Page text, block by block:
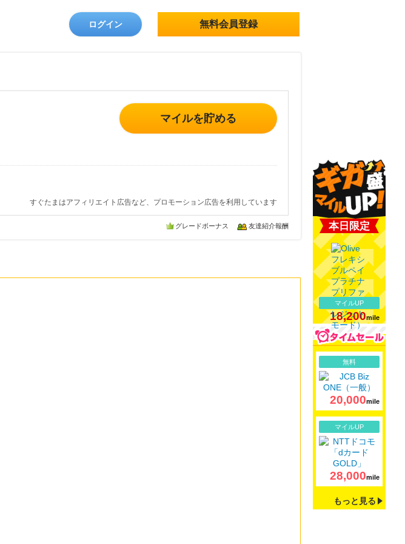
ログイン 無料会員登録
マイルを貯める
すぐたまはアフィリエイト広告など、プロモーション広告を利用しています
グレードボーナス 友達紹介報酬 本日限定
マイルUP
18,200mile
無料
20,000mile
マイルUP
28,000mile
もっと見る